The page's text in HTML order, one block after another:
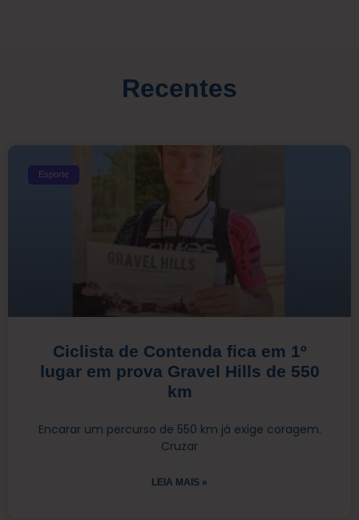
Recentes
Esporte
Ciclista de Contenda fica em 1º
lugar em prova Gravel Hills de 550
km
Encarar um percurso de 550 km já exige coragem.
Cruzar
LEIA MAIS »